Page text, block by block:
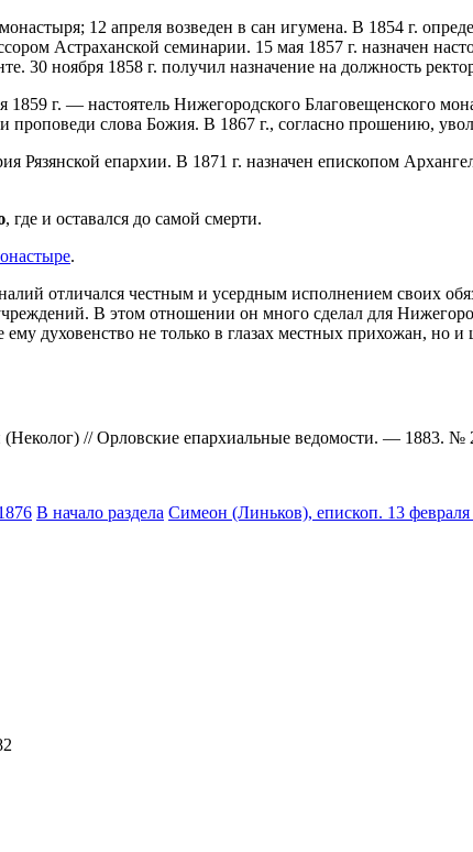
12 апреля возведен в сан игумена. В 1854 г.
Астраханской семинарии. 15 мая 1857 г. назначен
30 ноября 1858 г. получил назначение на должность
г. — настоятель Нижегородского Благовещенского
слова Божия. В 1867 г., согласно прошению,
Рязянской епархии. В 1871 г. назначен епископом
, где и оставался до самой смерти.
.
отличался честным и усердным исполнением своих
В этом отношении он много сделал для
духовенство не только в глазах местных прихожан, но
// Орловские епархиальные ведомости. — 1883.
В начало раздела Симеон (Линьков), епископ. 13